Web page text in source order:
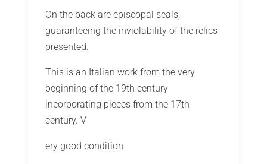
On the back are episcopal seals,
guaranteeing the inviolability of the relics
presented.
This is an Italian work from the very
beginning of the 19th century
incorporating pieces from the 17th
century. V
ery good condition